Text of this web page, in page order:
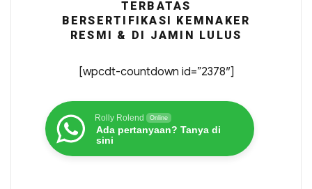
TERBATAS
BERSERTIFIKASI KEMNAKER
RESMI & DI JAMIN LULUS
[wpcdt-countdown id=”2378″]
Rolly Rolend Online
Ada pertanyaan? Tanya di
sini